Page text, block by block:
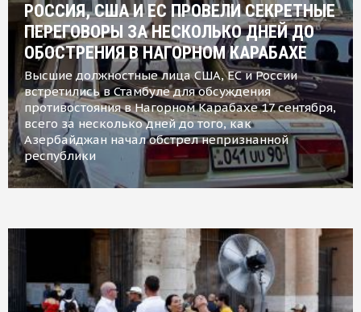
РОССИЯ, США И ЕС ПРОВЕЛИ СЕКРЕТНЫЕ
ПЕРЕГОВОРЫ ЗА НЕСКОЛЬКО ДНЕЙ ДО
ОБОСТРЕНИЯ В НАГОРНОМ КАРАБАХЕ
Высшие должностные лица США, ЕС и России
встретились в Стамбуле для обсуждения
противостояния в Нагорном Карабахе 17 сентября,
всего за несколько дней до того, как
Азербайджан начал обстрел непризнанной
республики